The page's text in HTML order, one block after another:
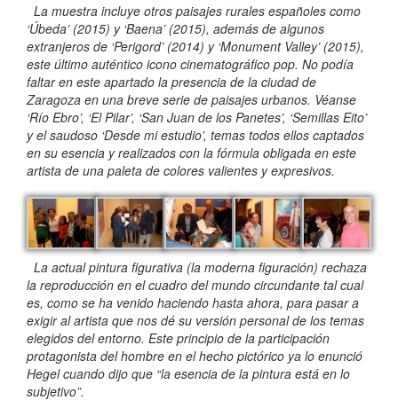
La muestra incluye otros paisajes rurales españoles como
‘Úbeda’ (2015) y ‘Baena’ (2015), además de algunos
extranjeros de ‘Perigord’ (2014) y ‘Monument Valley’ (2015),
este último auténtico icono cinematográfico pop. No podía
faltar en este apartado la presencia de la ciudad de
Zaragoza en una breve serie de paisajes urbanos. Véanse
‘Río Ebro’, ‘El Pilar’, ‘San Juan de los Panetes’, ‘Semillas Eito’
y el saudoso ‘Desde mi estudio’, temas todos ellos captados
en su esencia y realizados con la fórmula obligada en este
artista de una paleta de colores valientes y expresivos.
La actual pintura figurativa (la moderna figuración) rechaza
la reproducción en el cuadro del mundo circundante tal cual
es, como se ha venido haciendo hasta ahora, para pasar a
exigir al artista que nos dé su versión personal de los temas
elegidos del entorno. Este principio de la participación
protagonista del hombre en el hecho pictórico ya lo enunció
Hegel cuando dijo que “la esencia de la pintura está en lo
subjetivo”.